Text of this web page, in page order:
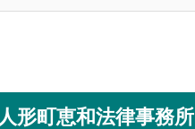
人形町恵和法律事務所